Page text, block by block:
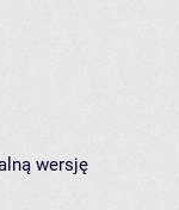
wersję